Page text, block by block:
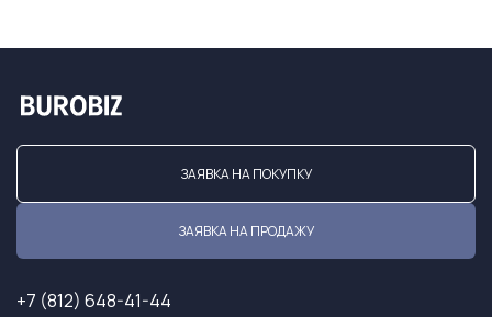
ЗАЯВКА НА ПОКУПКУ
ЗАЯВКА НА ПРОДАЖУ
+7 (812) 648-41-44